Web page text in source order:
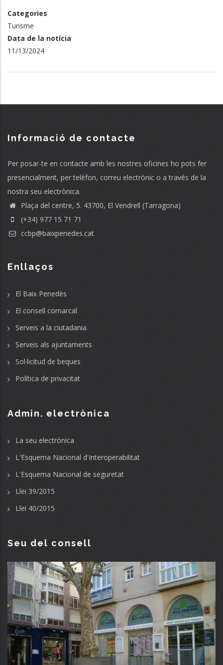
Categories
Turisme
Data de la notícia
11/13/2024
Informació de contacte
Per posar-te en contacte amb les nostres oficines ho pots fer
presencialment, per telèfon, correu electrònic o a través de la
nostra seu electrònica.
Plaça del centre, 5. 43700, El Vendrell (Tarragona)
(+34) 977 15 71 71
ccbp@baixpenedes.cat
Enllaços
El Baix Penedès
El consell comarcal
Serveis a la ciutadania
Serveis als ajuntaments
Sol·licitud de beques
Política de privacitat
Admin. electrònica
La seu electrònica
L'Esquema Nacional d'Interoperabilitat
L'Esquema Nacional de seguretat
Llei 39/2015
Llei 40/2015
Seu del consell